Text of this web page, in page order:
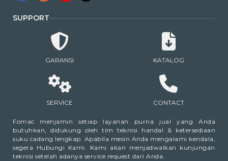
SUPPORT
GARANSI KATALOG
SERVICE CONTACT
Fomac menjamin setiap layanan purna jual yang Anda
butuhkan, didukung oleh tim teknisi handal & ketersediaan
suku cadang lengkap. Apabila mesin Anda mengalami kendala,
segera Hubungi Kami. Kami akan menjadwalkan kunjungan
teknisi setelah adanya service request dari Anda.